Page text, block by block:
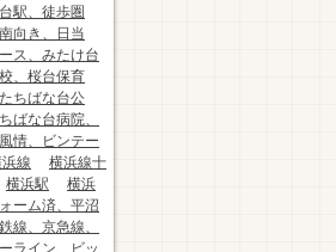
駅、徒歩圏
向き、日当
ス、みたけ台
、桜台保育
ちばな台公
ばな台病院、
情、ビンテー
線
横浜線十
横浜駅
横浜
ーム済、平沼
線、京急線、
ライン、ビッ